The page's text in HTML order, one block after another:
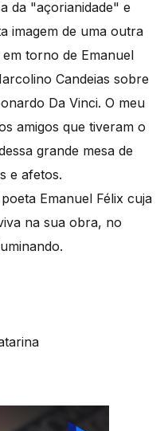
da "açorianidade" e
imagem de uma outra
torno de Emanuel
Candeias sobre
Da Vinci. O meu
amigos que tiveram o
grande mesa de
e afetos.
Emanuel Félix cuja
na sua obra, no